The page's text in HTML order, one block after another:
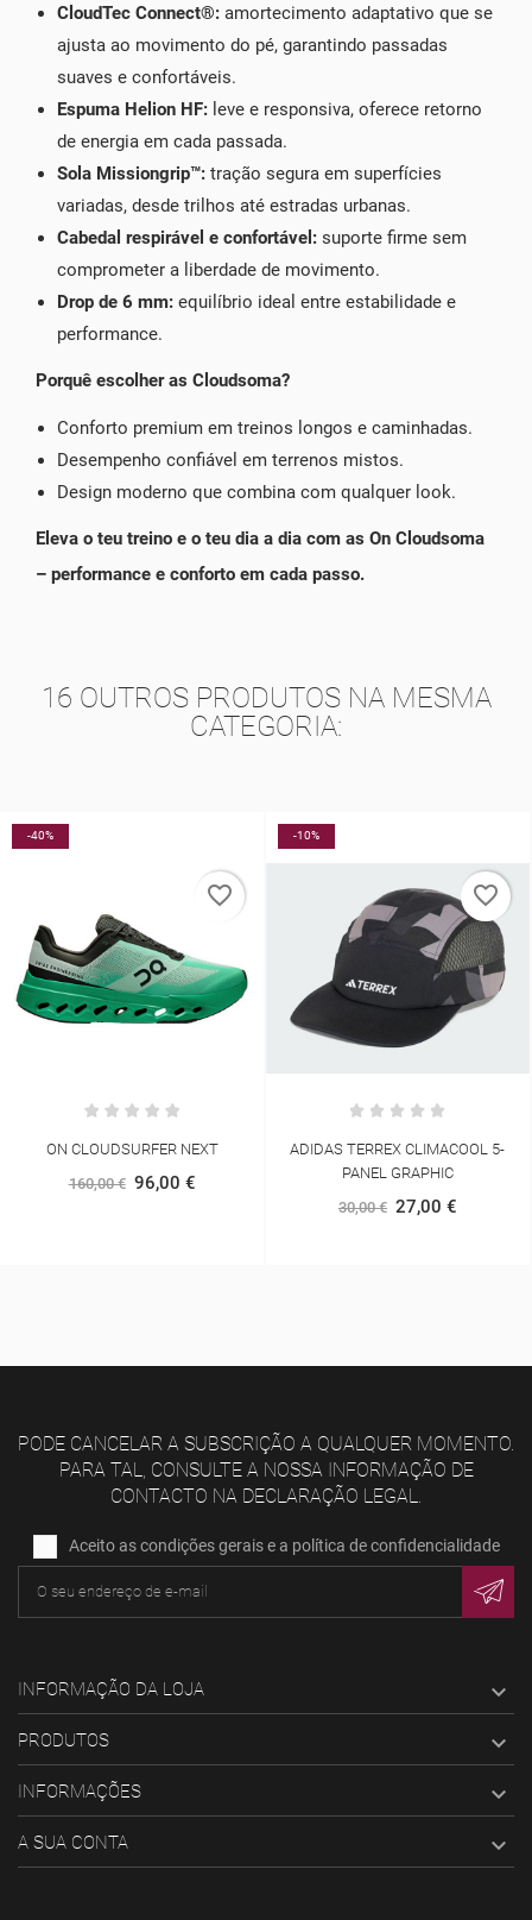
CloudTec Connect®: amortecimento adaptativo que se
ajusta ao movimento do pé, garantindo passadas
suaves e confortáveis.
Espuma Helion HF: leve e responsiva, oferece retorno
de energia em cada passada.
Sola Missiongrip™: tração segura em superfícies
variadas, desde trilhos até estradas urbanas.
Cabedal respirável e confortável: suporte firme sem
comprometer a liberdade de movimento.
Drop de 6 mm: equilíbrio ideal entre estabilidade e
performance.
Porquê escolher as Cloudsoma?
Conforto premium em treinos longos e caminhadas.
Desempenho confiável em terrenos mistos.
Design moderno que combina com qualquer look.
Eleva o teu treino e o teu dia a dia com as On Cloudsoma
– performance e conforto em cada passo.
16 OUTROS PRODUTOS NA MESMA
CATEGORIA:
-40%
ON CLOUDSURFER NEXT
160,00 € 96,00 €
favorite_border
-10%
ADIDAS TERREX CLIMACOOL 5-
PANEL GRAPHIC
30,00 € 27,00 €
favorite_border
PODE CANCELAR A SUBSCRIÇÃO A QUALQUER MOMENTO.
PARA TAL, CONSULTE A NOSSA INFORMAÇÃO DE
CONTACTO NA DECLARAÇÃO LEGAL.
Aceito as condições gerais e a política de confidencialidade
INFORMAÇÃO DA LOJA 
PRODUTOS 
INFORMAÇÕES 
A SUA CONTA 